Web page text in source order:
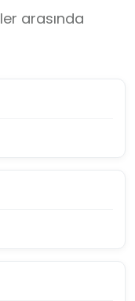
arasında